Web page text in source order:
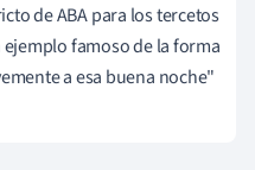
de ABA para los tercetos
ejemplo famoso de la forma
a esa buena noche"